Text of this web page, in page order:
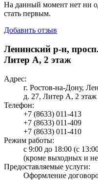
На данный момент нет ни
стать первым.
Добавить отзыв
Ленинский р-н,
Литер А, 2 этаж
Адрес:
г. Ростов-на-Дону,
д. 27, Литер А, 2 этаж
Телефон:
+7 (8633) 011-413
+7 (8633) 011-409
+7 (8633) 011-410
Режим работы:
с 9:00 до 18:00 (с
(кроме выходных и
Предоставляемые услуги:
Оформление